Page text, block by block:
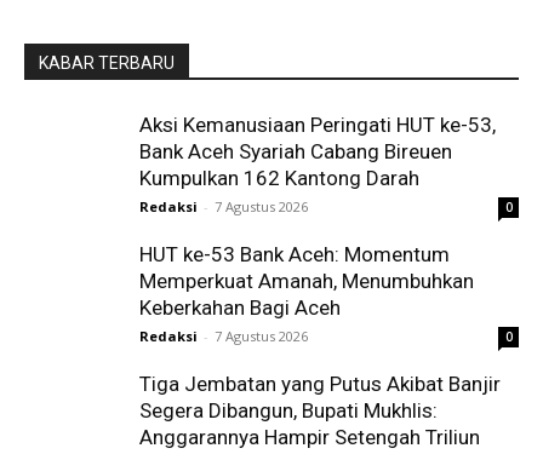
KABAR TERBARU
Aksi Kemanusiaan Peringati HUT ke-53,
Bank Aceh Syariah Cabang Bireuen
Kumpulkan 162 Kantong Darah
Redaksi - 7 Agustus 2026 0
HUT ke-53 Bank Aceh: Momentum
Memperkuat Amanah, Menumbuhkan
Keberkahan Bagi Aceh
Redaksi - 7 Agustus 2026 0
Tiga Jembatan yang Putus Akibat Banjir
Segera Dibangun, Bupati Mukhlis:
Anggarannya Hampir Setengah Triliun